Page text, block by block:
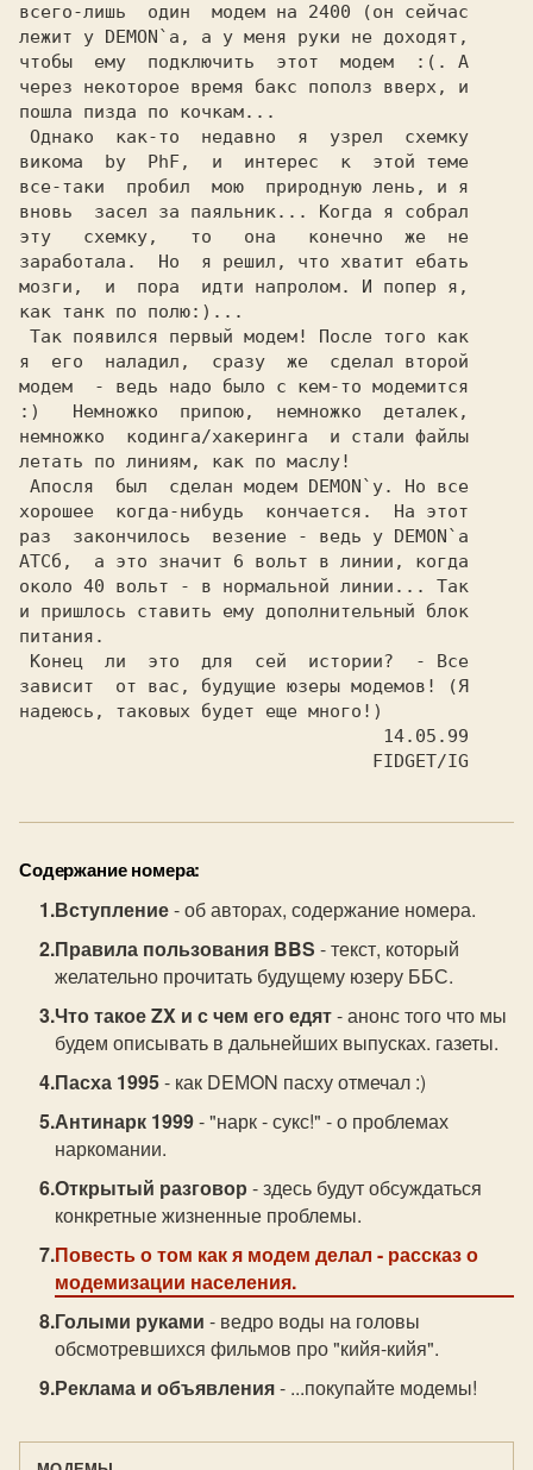
всего-лишь  один  модем на 2400 (он сейчас
лежит у DEMON`а, а у меня руки не доходят,
чтобы  ему  подключить  этот  модем  :(. А
через некоторое время бакс пополз вверх, и
пошла пизда по кочкам...
викома  by  PhF,  и  интерес  к  этой теме
все-таки  пробил  мою  природную лень, и я
вновь  засел за паяльник... Когда я собрал
эту   схемку,   то   она   конечно  же  не
заработала.  Но  я решил, что хватит ебать
мозги,  и  пора  идти напролом. И попер я,
как танк по полю:)...
я  его  наладил,  сразу  же  сделал второй
модем  - ведь надо было с кем-то модемится
:)   Немножко  припою,  немножко  деталек,
немножко  кодинга/хакеринга  и стали файлы
хорошее  когда-нибудь  кончается.  На этот
раз  закончилось  везение - ведь у DEMON`а
АТСб,  а это значит 6 вольт в линии, когда
около 40 вольт - в нормальной линии... Так
и пришлось ставить ему дополнительный блок
питания.
зависит  от вас, будущие юзеры модемов! (Я
Содержание номера:
Вступление- об авторах, содержание номера.
Правила пользования BBS - текст, который
желательно прочитать будущему юзеру ББС.
Что такое ZX и с чем его едят- анонс того что мы
будем описывать в дальнейших выпусках. газеты.
Пасха 1995- как DEМON пасху отмечал :)
Антинарк 1999- "нарк - сукс!" - о проблемах
наркомании.
Открытый разговор - здесь будут обсуждаться
конкретные жизненные проблемы.
Повесть о том как я модем делал - рассказ о
модемизации населения.
Голыми руками - ведро воды на головы
обсмотревшихся фильмов про "кийя-кийя".
Реклама и объявления- ...покупайте модемы!